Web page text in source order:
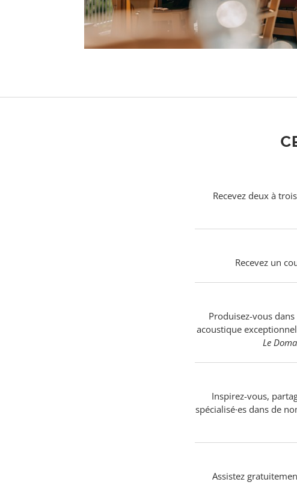
Recevez deux à
Recevez un
Produisez-vous
acoustique
Le
Inspirez-vous,
spécialisé·es dans de
Assistez